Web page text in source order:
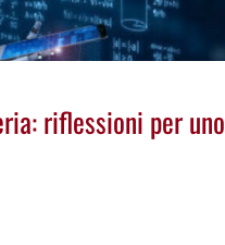
riflessioni per uno